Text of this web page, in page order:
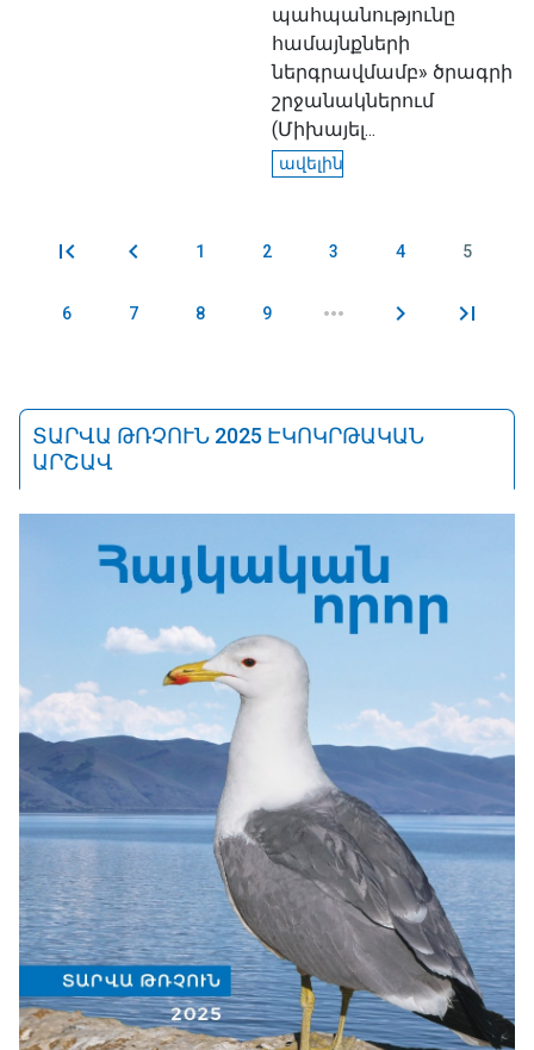
պահպանությունը
համայնքների
ներգրավմամբ» ծրագրի
շրջանակներում
(Միխայել...
ավելին
Էջեր 1 2 3 4 5
6 7 8 9
ՏԱՐՎԱ ԹՌՉՈՒՆ 2025 ԷԿՈԿՐԹԱԿԱՆ
ԱՐՇԱՎ